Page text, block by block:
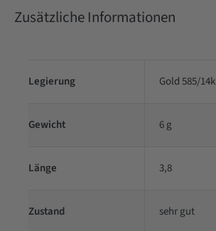
Zusätzliche Informationen
Legierung Gold 585/14k
Gewicht 6 g
Länge 3,8
Zustand sehr gut